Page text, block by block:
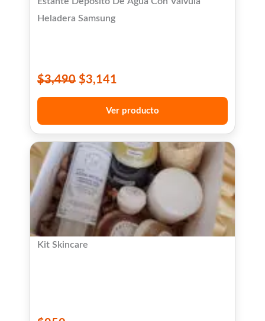
Heladera Samsung
$3,490 $3,141
Ver producto
Kit Skincare